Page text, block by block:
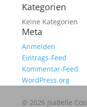
Kategorien
Keine Kategorien
Meta
Anmelden
Eintrags-Feed
Kommentar-Feed
WordPress.org
© 2026 JsaBelle